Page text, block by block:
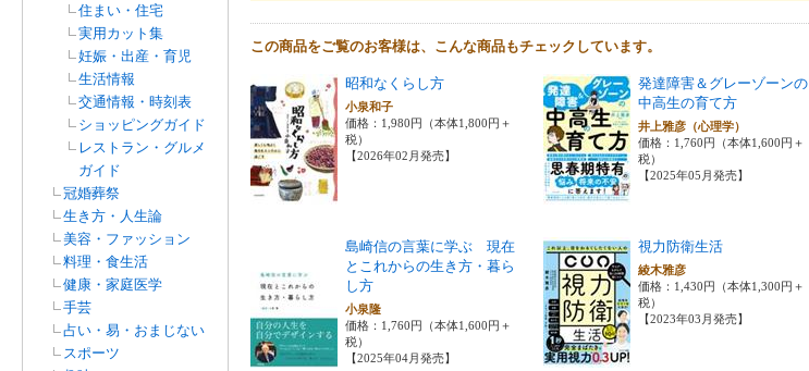
住まい・住宅
実用カット集
妊娠・出産・育児
生活情報
交通情報・時刻表
ショッピングガイド
レストラン・グルメ
ガイド
冠婚葬祭
生き方・人生論
美容・ファッション
料理・食生活
健康・家庭医学
手芸
占い・易・おまじない
スポーツ
この商品をご覧のお客様は、こんな商品もチェックしています。
昭和なくらし方
小泉和子
価格：1,980円（本体1,800円＋
税）
【2026年02月発売】
発達障害＆グレーゾーンの
中高生の育て方
井上雅彦（心理学）
価格：1,760円（本体1,600円＋
税）
【2025年05月発売】
島崎信の言葉に学ぶ 現在
とこれからの生き方・暮ら
し方
小泉隆
価格：1,760円（本体1,600円＋
税）
【2025年04月発売】
視力防衛生活
綾木雅彦
価格：1,430円（本体1,300円＋
税）
【2023年03月発売】